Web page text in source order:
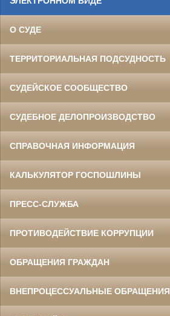
О СУДЕ
ТЕРРИТОРИАЛЬНАЯ ПОДСУДНОСТЬ
СУДЕЙСКОЕ СООБЩЕСТВО
СУДЕБНОЕ ДЕЛОПРОИЗВОДСТВО
СПРАВОЧНАЯ ИНФОРМАЦИЯ
КАЛЬКУЛЯТОР ГОСПОШЛИНЫ
ПРЕСС-СЛУЖБА
ПРОТИВОДЕЙСТВИЕ КОРРУПЦИИ
ОБРАЩЕНИЯ ГРАЖДАН
ВНЕПРОЦЕССУАЛЬНЫЕ ОБРАЩЕНИЯ